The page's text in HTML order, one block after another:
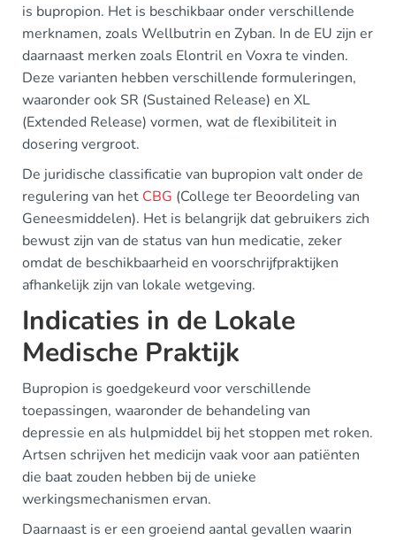
is bupropion. Het is beschikbaar onder verschillende
merknamen, zoals Wellbutrin en Zyban. In de EU zijn er
daarnaast merken zoals Elontril en Voxra te vinden.
Deze varianten hebben verschillende formuleringen,
waaronder ook SR (Sustained Release) en XL
(Extended Release) vormen, wat de flexibiliteit in
dosering vergroot.
De juridische classificatie van bupropion valt onder de
regulering van het CBG (College ter Beoordeling van
Geneesmiddelen). Het is belangrijk dat gebruikers zich
bewust zijn van de status van hun medicatie, zeker
omdat de beschikbaarheid en voorschrijfpraktijken
afhankelijk zijn van lokale wetgeving.
Indicaties in de Lokale
Medische Praktijk
Bupropion is goedgekeurd voor verschillende
toepassingen, waaronder de behandeling van
depressie en als hulpmiddel bij het stoppen met roken.
Artsen schrijven het medicijn vaak voor aan patiënten
die baat zouden hebben bij de unieke
werkingsmechanismen ervan.
Daarnaast is er een groeiend aantal gevallen waarin